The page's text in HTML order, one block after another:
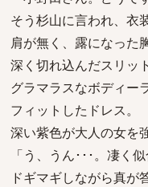
そう杉山に言われ、衣
肩が無く、露になった胸
深く切れ込んだスリッ
グラマラスなボディー
フィットしたドレス。
深い紫色が大人の女を
「う、うん･･･。凄く
ドギマギしながら真が